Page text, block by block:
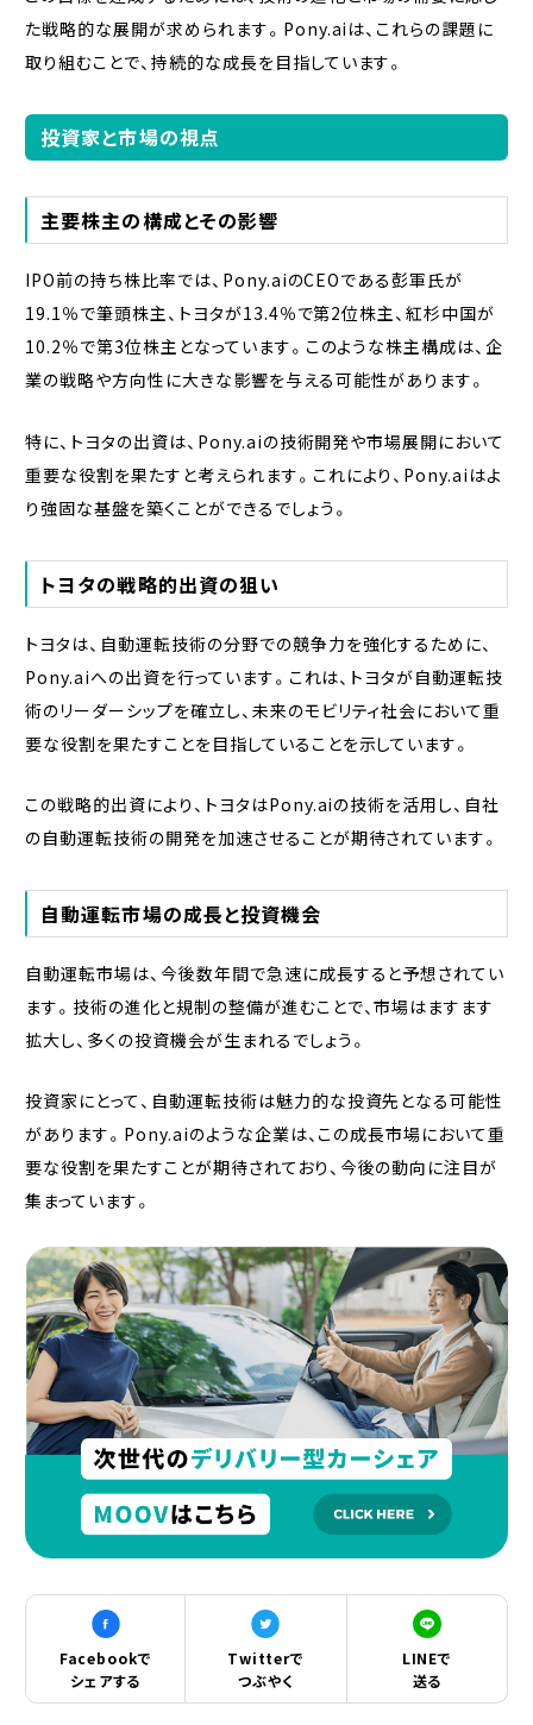
た戦略的な展開が求められます。Pony.aiは、これらの課題に
取り組むことで、持続的な成長を目指しています。
投資家と市場の視点
主要株主の構成とその影響
IPO前の持ち株比率では、Pony.aiのCEOである彭軍氏が
19.1％で筆頭株主、トヨタが13.4％で第2位株主、紅杉中国が
10.2％で第3位株主となっています。このような株主構成は、企
業の戦略や方向性に大きな影響を与える可能性があります。
特に、トヨタの出資は、Pony.aiの技術開発や市場展開において
重要な役割を果たすと考えられます。これにより、Pony.aiはよ
り強固な基盤を築くことができるでしょう。
トヨタの戦略的出資の狙い
トヨタは、自動運転技術の分野での競争力を強化するために、
Pony.aiへの出資を行っています。これは、トヨタが自動運転技
術のリーダーシップを確立し、未来のモビリティ社会において重
要な役割を果たすことを目指していることを示しています。
この戦略的出資により、トヨタはPony.aiの技術を活用し、自社
の自動運転技術の開発を加速させることが期待されています。
自動運転市場の成長と投資機会
自動運転市場は、今後数年間で急速に成長すると予想されてい
ます。技術の進化と規制の整備が進むことで、市場はますます
拡大し、多くの投資機会が生まれるでしょう。
投資家にとって、自動運転技術は魅力的な投資先となる可能性
があります。Pony.aiのような企業は、この成長市場において重
要な役割を果たすことが期待されており、今後の動向に注目が
集まっています。
Facebookで
シェアする
Twitterで
つぶやく
LINEで
送る